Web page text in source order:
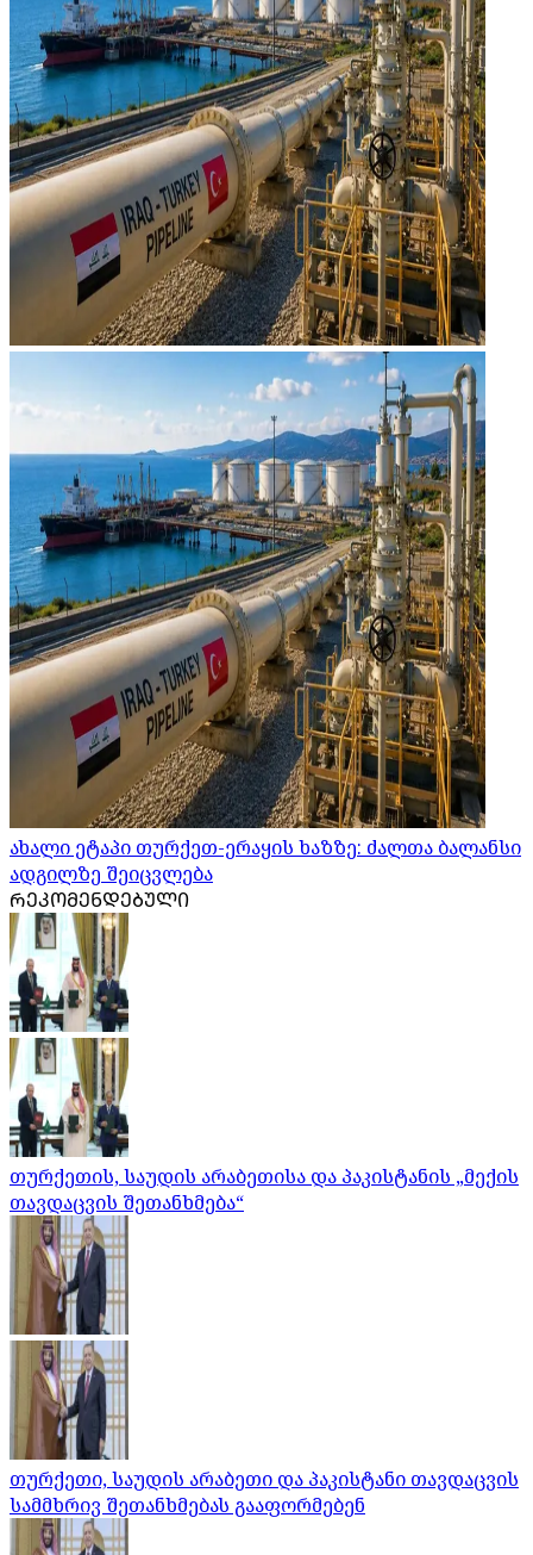
ახალი ეტაპი თურქეთ-ერაყის ხაზზე: ძალთა ბალანსი
ადგილზე შეიცვლება
ᲠᲔᲙᲝᲛᲔᲜᲓᲔᲑᲣᲚᲘ
თურქეთის, საუდის არაბეთისა და პაკისტანის „მექის
თავდაცვის შეთანხმება“
თურქეთი, საუდის არაბეთი და პაკისტანი თავდაცვის
სამმხრივ შეთანხმებას გააფორმებენ